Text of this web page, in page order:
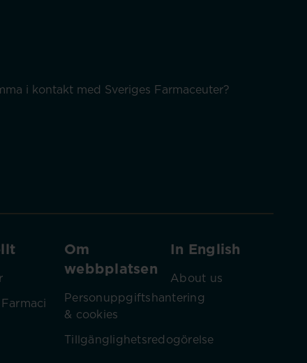
i kontakt med Sveriges Farmaceuter?
Om
webbplatsen
Personuppgiftshantering
& cookies
Tillgänglighetsredogörelse
In English
About us